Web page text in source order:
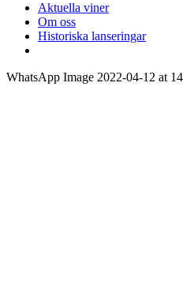
Aktuella viner
Om oss
Historiska lanseringar
WhatsApp Image 2022-04-12 at